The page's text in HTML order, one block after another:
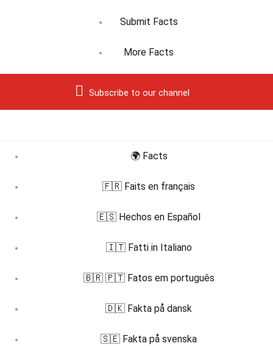
Submit Facts
More Facts
Subscribe to our channel
🌍 Facts
🇫🇷 Faits en français
🇪🇸 Hechos en Español
🇮🇹 Fatti in Italiano
🇧🇷 🇵🇹 Fatos em português
🇩🇰 Fakta på dansk
🇸🇪 Fakta på svenska